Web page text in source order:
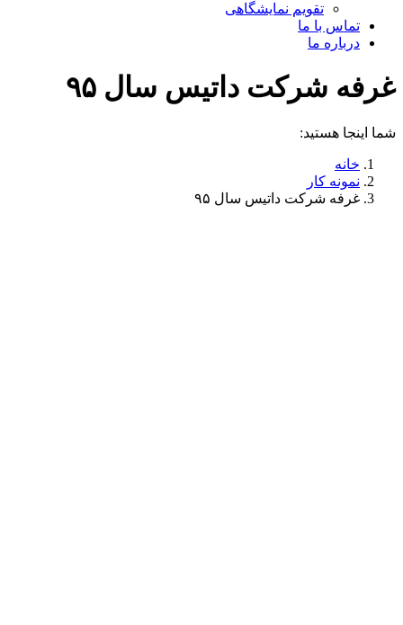
تقویم نمایشگاهی
تماس با ما
درباره ما
غرفه شرکت داتیس سال ۹۵
شما اینجا هستید:
خانه
نمونه کار
غرفه شرکت داتیس سال ۹۵